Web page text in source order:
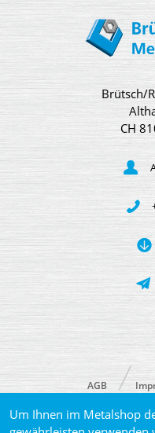
Um Ihnen im Metalshop
Brütsch/
CH
© 2026
AGB